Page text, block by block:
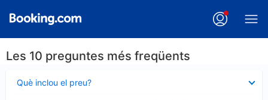
Les 10 preguntes més freqüents
Què inclou el preu?
tancat